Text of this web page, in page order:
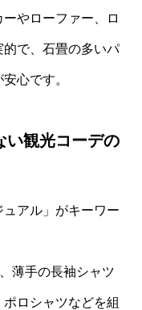
やローファー、ロ
で、石畳の多いパ
心です。
い観光コーデの
アル」がキーワー
薄手の長袖シャツ
ポロシャツなどを組